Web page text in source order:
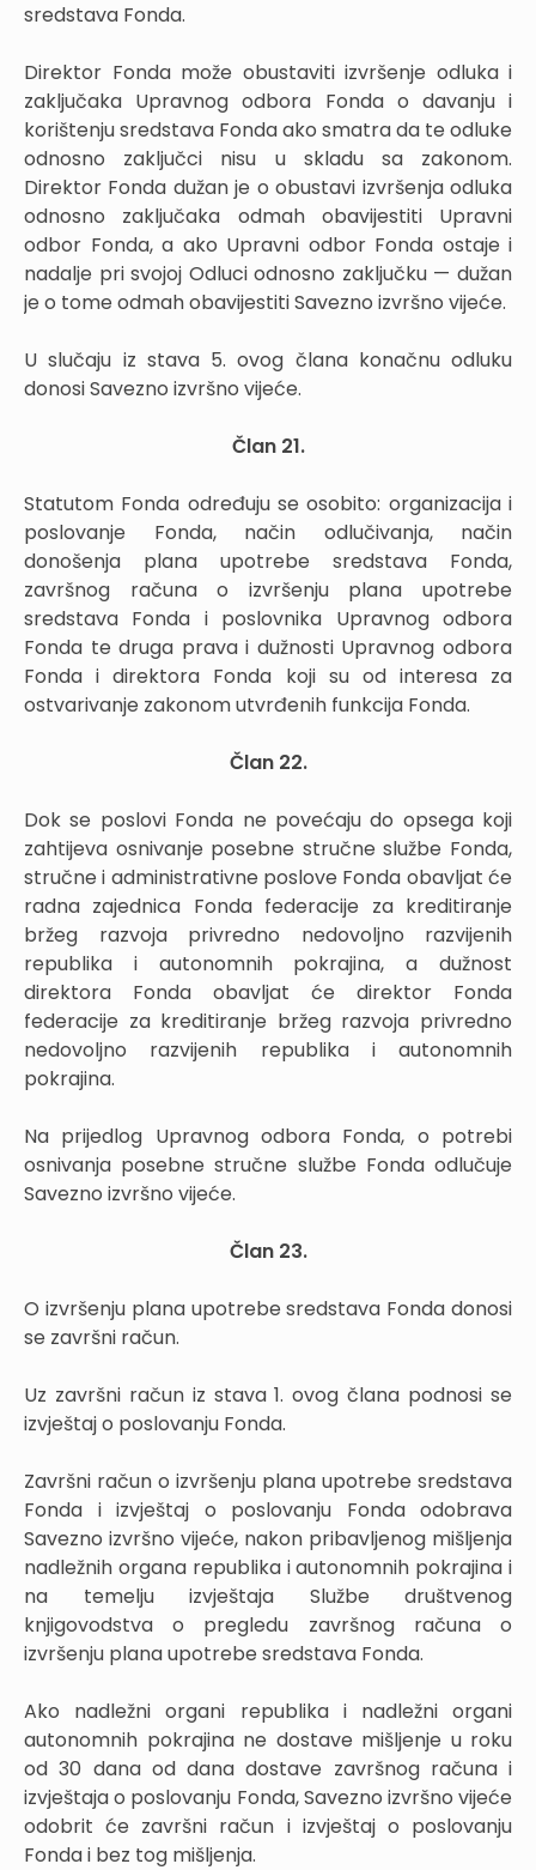
sredstava Fonda.
Direktor Fonda može obustaviti izvršenje odluka i
zaključaka Upravnog odbora Fonda o davanju i
korištenju sredstava Fonda ako smatra da te odluke
odnosno zaključci nisu u skladu sa zakonom.
Direktor Fonda dužan je o obustavi izvršenja odluka
odnosno zaključaka odmah obavijestiti Upravni
odbor Fonda, a ako Upravni odbor Fonda ostaje i
nadalje pri svojoj Odluci odnosno zaključku — dužan
je o tome odmah obavijestiti Savezno izvršno vijeće.
U slučaju iz stava 5. ovog člana konačnu odluku
donosi Savezno izvršno vijeće.
Član 21.
Statutom Fonda određuju se osobito: organizacija i
poslovanje Fonda, način odlučivanja, način
donošenja plana upotrebe sredstava Fonda,
završnog računa o izvršenju plana upotrebe
sredstava Fonda i poslovnika Upravnog odbora
Fonda te druga prava i dužnosti Upravnog odbora
Fonda i direktora Fonda koji su od interesa za
ostvarivanje zakonom utvrđenih funkcija Fonda.
Član 22.
Dok se poslovi Fonda ne povećaju do opsega koji
zahtijeva osnivanje posebne stručne službe Fonda,
stručne i administrativne poslove Fonda obavljat će
radna zajednica Fonda federacije za kreditiranje
bržeg razvoja privredno nedovoljno razvijenih
republika i autonomnih pokrajina, a dužnost
direktora Fonda obavljat će direktor Fonda
federacije za kreditiranje bržeg razvoja privredno
nedovoljno razvijenih republika i autonomnih
pokrajina.
Na prijedlog Upravnog odbora Fonda, o potrebi
osnivanja posebne stručne službe Fonda odlučuje
Savezno izvršno vijeće.
Član 23.
O izvršenju plana upotrebe sredstava Fonda donosi
se završni račun.
Uz završni račun iz stava 1. ovog člana podnosi se
izvještaj o poslovanju Fonda.
Završni račun o izvršenju plana upotrebe sredstava
Fonda i izvještaj o poslovanju Fonda odobrava
Savezno izvršno vijeće, nakon pribavljenog mišljenja
nadležnih organa republika i autonomnih pokrajina i
na temelju izvještaja Službe društvenog
knjigovodstva o pregledu završnog računa o
izvršenju plana upotrebe sredstava Fonda.
Ako nadležni organi republika i nadležni organi
autonomnih pokrajina ne dostave mišljenje u roku
od 30 dana od dana dostave završnog računa i
izvještaja o poslovanju Fonda, Savezno izvršno vijeće
odobrit će završni račun i izvještaj o poslovanju
Fonda i bez tog mišljenja.